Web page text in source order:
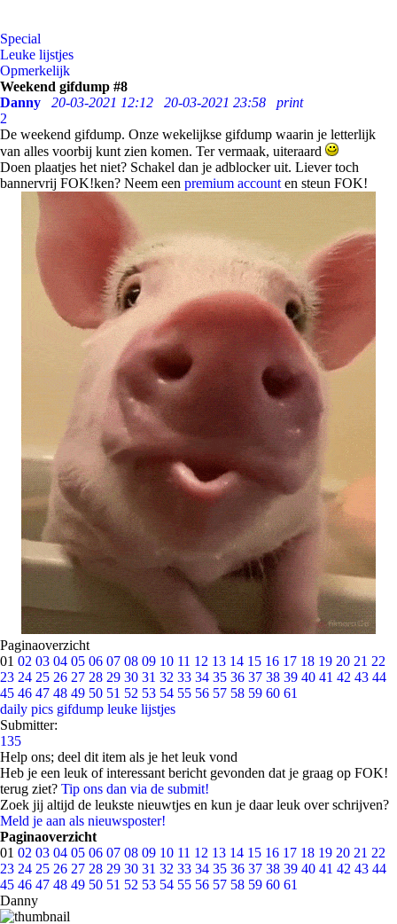
Special
Leuke lijstjes
Opmerkelijk
Weekend gifdump #8
Danny
20-03-2021 12:12 20-03-2021 23:58
print
2
De weekend gifdump. Onze wekelijkse gifdump waarin je letterlijk
van alles voorbij kunt zien komen. Ter vermaak, uiteraard
Doen plaatjes het niet? Schakel dan je adblocker uit. Liever toch
bannervrij FOK!ken? Neem een premium account en steun FOK!
Paginaoverzicht
01 02 03 04 05 06 07 08 09 10 11 12 13 14 15 16 17 18 19 20 21 22
23 24 25 26 27 28 29 30 31 32 33 34 35 36 37 38 39 40 41 42 43 44
45 46 47 48 49 50 51 52 53 54 55 56 57 58 59 60 61
daily pics gifdump leuke lijstjes
Submitter:
135
Help ons; deel dit item als je het leuk vond
Heb je een leuk of interessant bericht gevonden dat je graag op FOK!
terug ziet? Tip ons dan via de submit!
Zoek jij altijd de leukste nieuwtjes en kun je daar leuk over schrijven?
Meld je aan als nieuwsposter!
Paginaoverzicht
01 02 03 04 05 06 07 08 09 10 11 12 13 14 15 16 17 18 19 20 21 22
23 24 25 26 27 28 29 30 31 32 33 34 35 36 37 38 39 40 41 42 43 44
45 46 47 48 49 50 51 52 53 54 55 56 57 58 59 60 61
Danny